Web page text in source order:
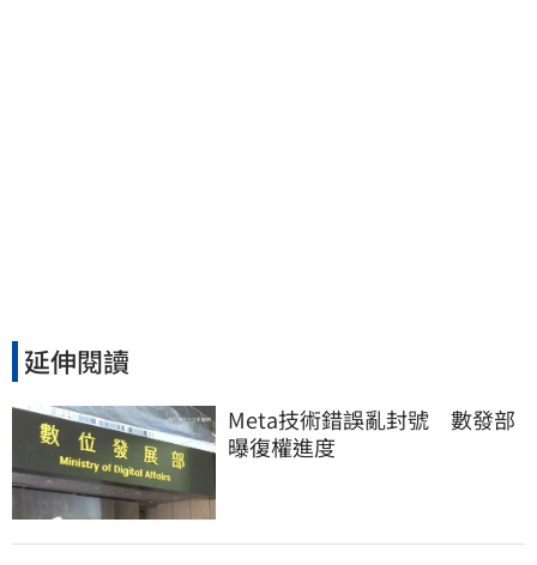
延伸閱讀
Meta技術錯誤亂封號　數發部
曝復權進度